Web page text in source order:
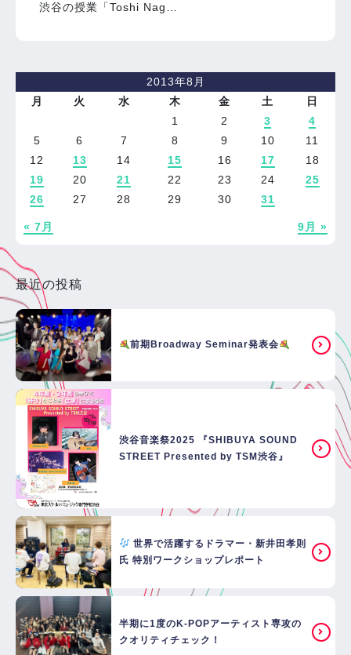
渋谷の授業「Toshi Nag…
2013年8月
月
火 水 木 金 土 日
« 7月 9月 »
1 2 3
4
5
6 7 8 9 10
11
12
13 14 15 16 17
18
19
20 21 22 23 24
25
26
27 28 29 30 31
最近の投稿
前期Broadway Seminar発表会
渋谷音楽祭2025 『SHIBUYA SOUND
STREET Presented by TSM渋谷』
世界で活躍するドラマー・新井田孝則
氏 特別ワークショップレポート
半期に1度のK-POPアーティスト専攻の
クオリティチェック！